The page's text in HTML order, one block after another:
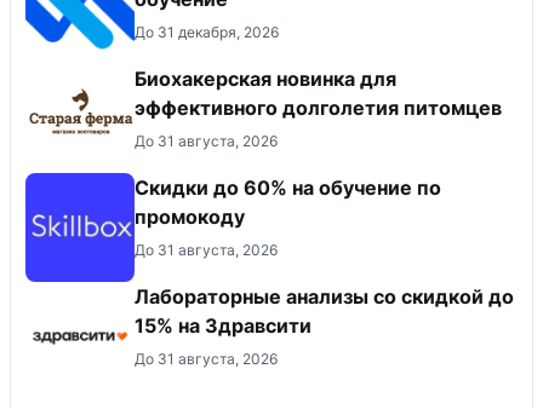
До 31 декабря, 2026
Биохакерская новинка для
эффективного долголетия питомцев
До 31 августа, 2026
Скидки до 60% на обучение по
промокоду
До 31 августа, 2026
Лабораторные анализы со скидкой до
15% на Здравсити
До 31 августа, 2026